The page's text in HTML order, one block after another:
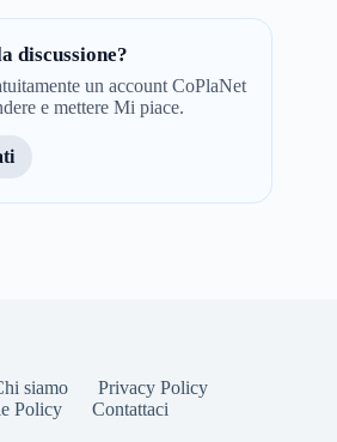
discussione?
un account CoPlaNet
e mettere Mi piace.
siamo
Privacy Policy
Policy
Contattaci